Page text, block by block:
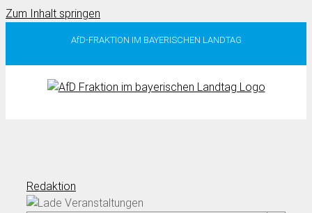
Zum Inhalt springen
AfD-FRAKTION IM BAYERISCHEN LANDTAG
Redaktion